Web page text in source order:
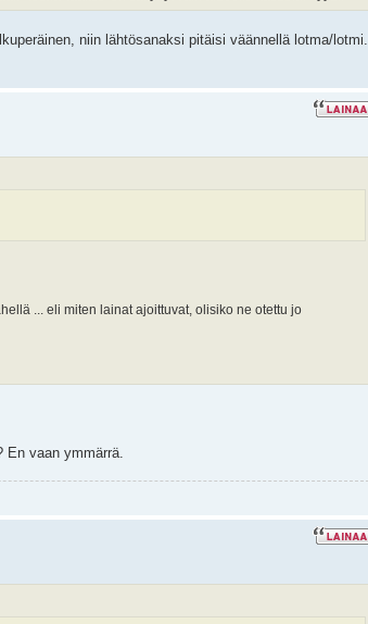
niin lähtösanaksi pitäisi väännellä lotma/lotmi.
... eli miten lainat ajoittuvat, olisiko ne otettu jo
En vaan ymmärrä.